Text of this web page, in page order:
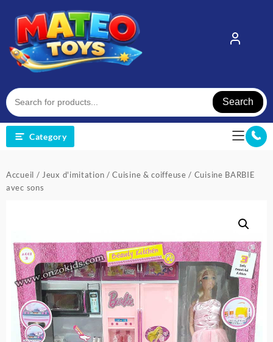
content
Search
Category
Accueil /Jeux d'imitation /Cuisine & coiffeuse / Cuisine BARBIE
avec sons